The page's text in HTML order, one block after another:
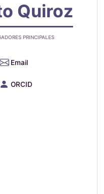
Quiroz
PRINCIPALES
Email
ORCID